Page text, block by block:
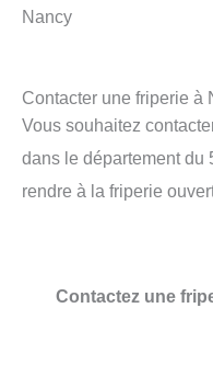
Nancy
Contacter une friperie à
Vous souhaitez
dans le département du
rendre à la friperie
Contactez une